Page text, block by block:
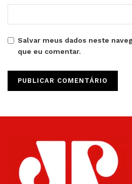
Salvar meus dados neste
que eu comentar.